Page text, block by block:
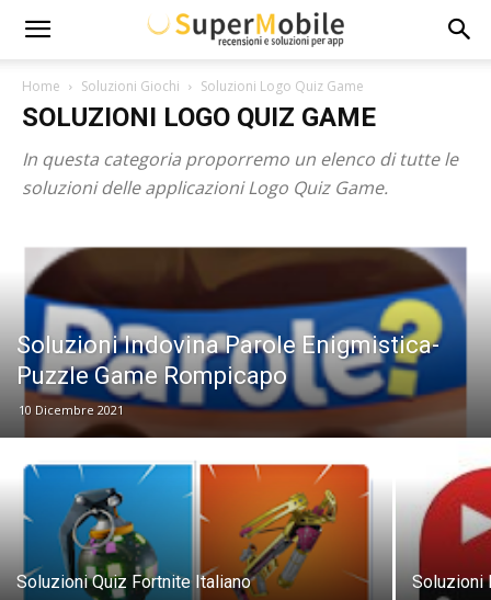
Super
Mobile
Home Soluzioni Giochi Soluzioni Logo Quiz Game
SOLUZIONI LOGO QUIZ GAME
In questa categoria proporremo un elenco di tutte le
soluzioni delle applicazioni Logo Quiz Game.
Soluzioni Indovina Parole Enigmistica-
Puzzle Game Rompicapo
10 Dicembre 2021
Soluzioni Quiz Fortnite Italiano Soluzioni